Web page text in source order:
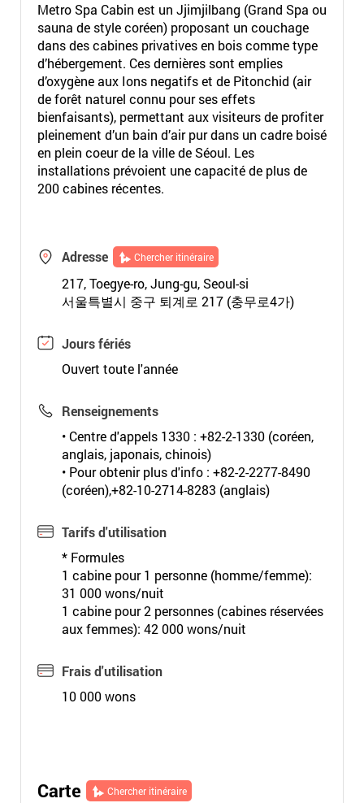
Metro Spa Cabin est un Jjimjilbang (Grand Spa ou
sauna de style coréen) proposant un couchage
dans des cabines privatives en bois comme type
d’hébergement. Ces dernières sont emplies
d’oxygène aux Ions negatifs et de Pitonchid (air
de forêt naturel connu pour ses effets
bienfaisants), permettant aux visiteurs de profiter
pleinement d’un bain d’air pur dans un cadre boisé
en plein coeur de la ville de Séoul. Les
installations prévoient une capacité de plus de
200 cabines récentes.
Adresse Chercher itinéraire
217, Toegye-ro, Jung-gu, Seoul-si
서울특별시 중구 퇴계로 217 (충무로4가)
Jours fériés
Ouvert toute l'année
Renseignements
• Centre d'appels 1330 : +82-2-1330 (coréen,
anglais, japonais, chinois)
• Pour obtenir plus d'info : +82-2-2277-8490
(coréen),+82-10-2714-8283 (anglais)
Tarifs d'utilisation
* Formules
1 cabine pour 1 personne (homme/femme):
31 000 wons/nuit
1 cabine pour 2 personnes (cabines réservées
aux femmes): 42 000 wons/nuit
Frais d'utilisation
10 000 wons
Carte Chercher itinéraire